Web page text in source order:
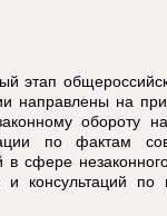
этап
направлены на
обороту
по фактам
сфере
и консультаций по